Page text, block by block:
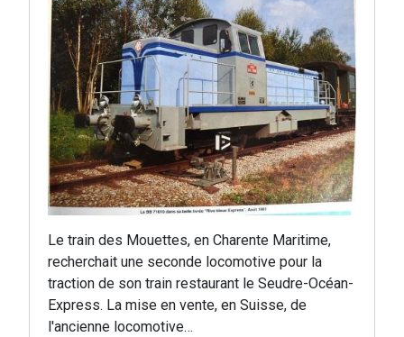
Le train des Mouettes, en Charente Maritime,
recherchait une seconde locomotive pour la
traction de son train restaurant le Seudre-Océan-
Express. La mise en vente, en Suisse, de
l'ancienne locomotive…